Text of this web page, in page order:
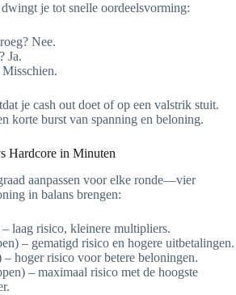
je tot snelle oordeelsvorming:
Nee.
Ja.
je cash out doet of op een valstrik stuit.
korte burst van spanning en beloning.
Hardcore in Minuten
aanpassen voor elke ronde—vier
in balans brengen:
– laag risico, kleinere multipliers.
– gematigd risico en hogere uitbetalingen.
– hoger risico voor betere beloningen.
– maximaal risico met de hoogste